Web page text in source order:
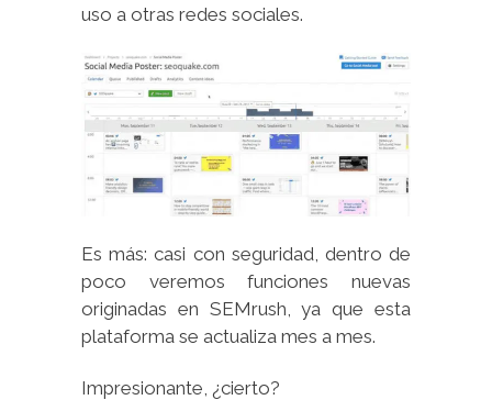
uso a otras redes sociales.
Es más: casi con seguridad, dentro de
poco veremos funciones nuevas
originadas en SEMrush, ya que esta
plataforma se actualiza mes a mes.
Impresionante, ¿cierto?